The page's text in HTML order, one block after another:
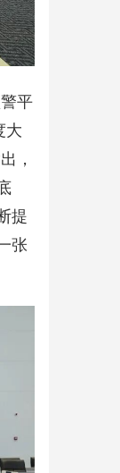
平
大
，
提
张